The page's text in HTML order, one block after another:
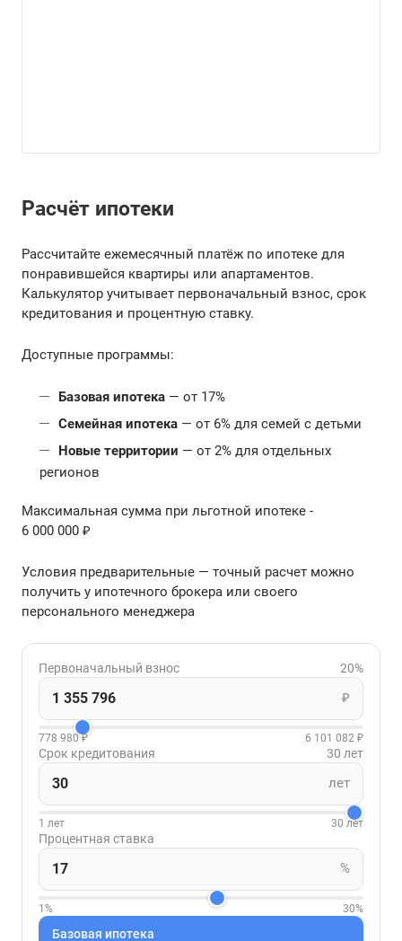
Расчёт ипотеки
Рассчитайте ежемесячный платёж по ипотеке для
понравившейся квартиры или апартаментов.
Калькулятор учитывает первоначальный взнос, срок
кредитования и процентную ставку.
Доступные программы:
Базовая ипотека — от 17%
Семейная ипотека — от 6% для семей с детьми
Новые территории — от 2% для отдельных
регионов
Максимальная сумма при льготной ипотеке -
6 000 000 ₽
Условия предварительные — точный расчет можно
получить у ипотечного брокера или своего
персонального менеджера
Первоначальный взнос 20%
₽
778 980 ₽ 6 101 082 ₽
Срок кредитования 30 лет
лет
1 лет 30 лет
Процентная ставка
%
1% 30%
Базовая ипотека